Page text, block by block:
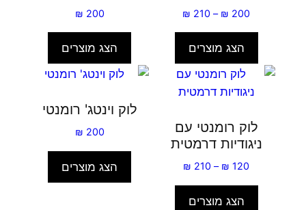
₪ 200
–
₪ 210
טווח
⁦₪ 210⁩
הצג מוצרים
₪ 200
הצג מוצרים
לוק רומנטי עם
ניגודיות דרמטית
₪ 120
–
₪ 210
טווח
הצג מוצרים
לוק וינטג' רומנטי
₪ 200
הצג מוצרים